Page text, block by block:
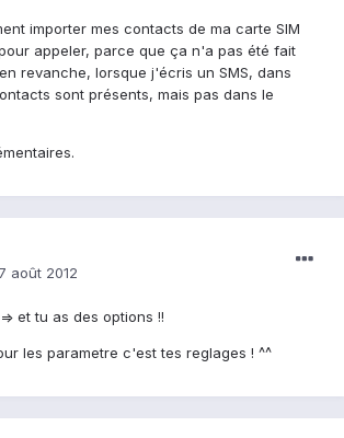
importer mes contacts de ma carte SIM
appeler, parce que ça n'a pas été fait
revanche, lorsque j'écris un SMS, dans
sont présents, mais pas dans le
août 2012
et tu as des options !!
les parametre c'est tes reglages ! ^^